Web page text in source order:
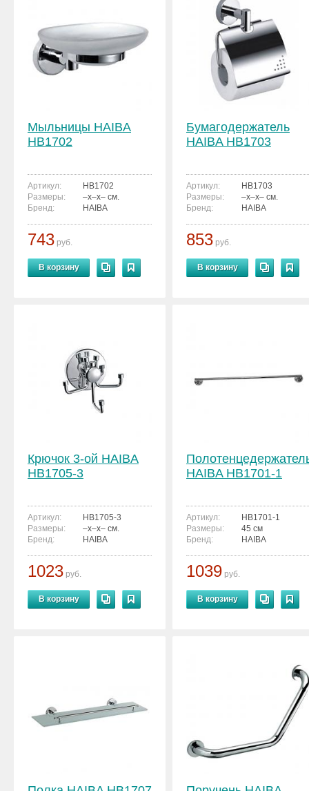
Мыльницы HAIBA
HB1702
Артикул:
HB1702
Размеры:
–x–x– см.
Бренд:
HAIBA
743 руб.
В корзину
Бумагодержатель
HAIBA HB1703
Артикул:
HB1703
Размеры:
–x–x– см.
Бренд:
HAIBA
853 руб.
В корзину
Крючок 3-ой HAIBA
HB1705-3
Артикул:
HB1705-3
Размеры:
–x–x– см.
Бренд:
HAIBA
1023 руб.
В корзину
HAIBA HB1701-1
Артикул:
HB1701-1
Размеры:
45 см
Бренд:
HAIBA
1039 руб.
В корзину